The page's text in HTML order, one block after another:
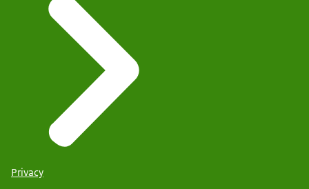
Privacy